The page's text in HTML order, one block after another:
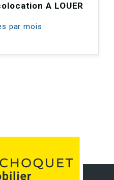
A LOUER
par mois